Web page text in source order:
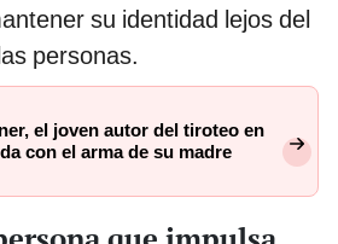
su identidad lejos del
personas.
el joven autor del tiroteo en
con el arma de su madre